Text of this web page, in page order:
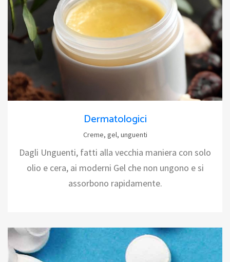
Dermatologici
Creme, gel, unguenti
Dagli Unguenti, fatti alla vecchia maniera con solo
olio e cera, ai moderni Gel che non ungono e si
assorbono rapidamente.